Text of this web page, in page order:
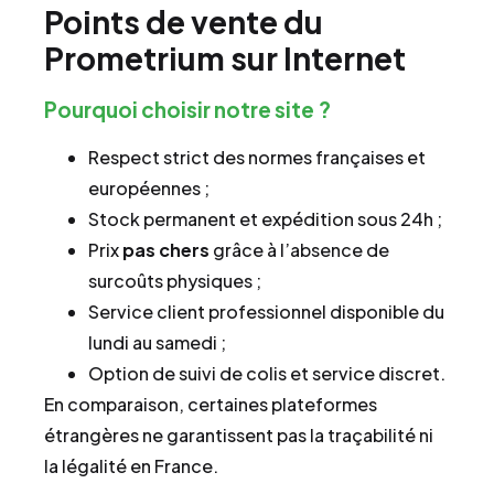
Points de vente du
Prometrium sur Internet
Pourquoi choisir notre site ?
Respect strict des normes françaises et
européennes ;
Stock permanent et expédition sous 24h ;
Prixpas chers grâce à l’absence de
surcoûts physiques ;
Service client professionnel disponible du
lundi au samedi ;
Option de suivi de colis et service discret.
En comparaison, certaines plateformes
étrangères ne garantissent pas la traçabilité ni
la légalité en France.